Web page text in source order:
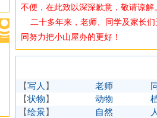
不便，在此致以深深歉意，敬请谅解
二十多年来，老师、同学及家长们
同努力把小山屋办的更好！
【写人 】 老师
【状物】 动物
【绘景】 自然